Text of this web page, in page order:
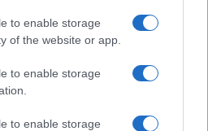
to enable storage
of the website or app.
to enable storage
to enable storage
culinaria en…